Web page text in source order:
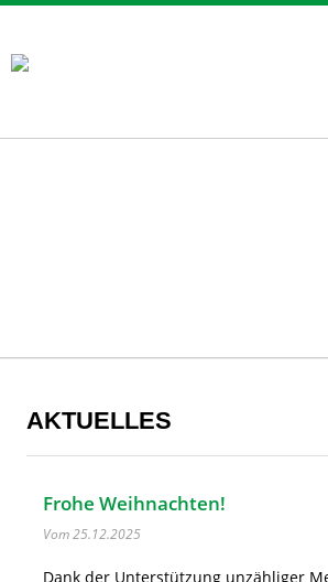
AKTUELLES
Frohe Weihnachten!
Vom 25.12.2025
Dank der Unterstützung unzähliger